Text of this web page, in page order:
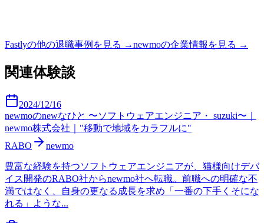
Fastlyの他の退職事例を見る →newmoの企業情報を見る →
関連体験談
2024/12/16
newmoのnewなひと 〜ソフトウェアエンジニア・ suzuki〜｜
newmo株式会社｜"移動で地域をカラフルに"
RABO
newmo
豊富な経験を持つソフトウェアエンジニアが、猫様向けデバ
イス開発のRABO社からnewmo社へ転職。前職への明確な不
満ではなく、自身の更なる成長を求め「一番の下手くそにな
れる」ような...